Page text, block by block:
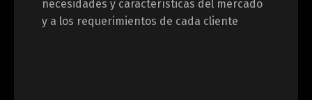
necesidades y características del mercado
y a los requerimientos de cada cliente